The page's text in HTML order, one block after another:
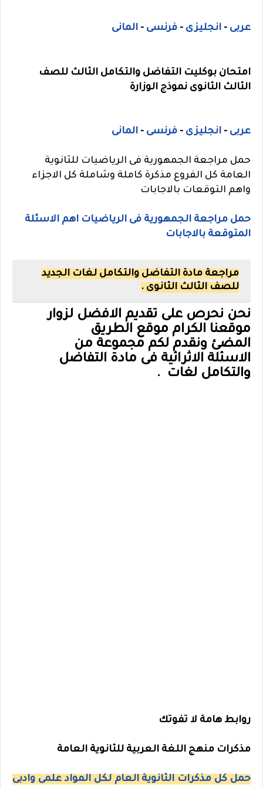
عربى - انجليزى - فرنسى - المانى
امتحان بوكليت التفاضل والتكامل الثالث للصف
الثالث الثانوى نموذج الوزارة
عربى - انجليزى - فرنسى - المانى
حمل مراجعة الجمهورية فى الرياضيات للثانوية
العامة كل الفروع مذكرة كاملة وشاملة كل الاجزاء
واهم التوقعات بالاجابات
حمل مراجعة الجمهورية فى الرياضيات اهم الاسئلة
المتوقعة بالاجابات
مراجعة مادة التفاضل والتكامل لغات الجديد
للصف الثالث الثانوى .
نحن نحرص على تقديم الافضل لزوار
موقعنا الكرام موقع الطريق
المضئ ونقدم لكم مجموعة من
الاسئلة الاثرائية فى مادة التفاضل
والتكامل لغات .
روابط هامة لا تفوتك
مذكرات منهج اللغة العربية للثانوية العامة
حمل كل مذكرات الثانوية العام لكل المواد علمى وادبى